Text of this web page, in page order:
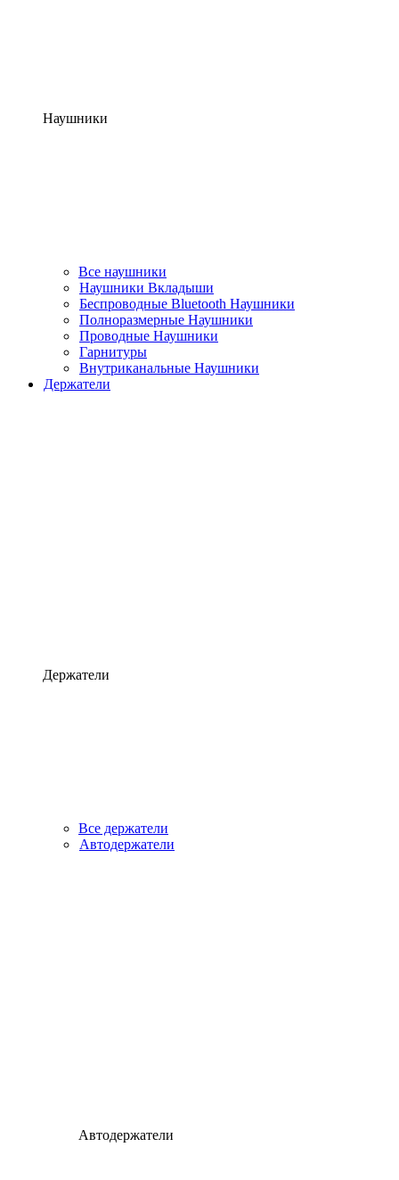
Наушники
Все наушники
Наушники Вкладыши
Беспроводные Bluetooth Наушники
Полноразмерные Наушники
Проводные Наушники
Гарнитуры
Внутриканальные Наушники
Держатели
Держатели
Все держатели
Автодержатели
Автодержатели